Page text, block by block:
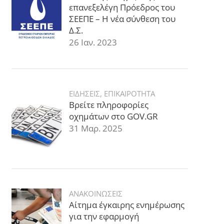
επανεξελέγη Πρόεδρος του
ΣΕΕΠΕ – Η νέα σύνθεση του
Δ.Σ.
26 Ιαν. 2023
ΕΙΔΗΣΕΙΣ, ΕΠΙΚΑΙΡΟΤΗΤΑ
Βρείτε πληροφορίες
οχημάτων στο GOV.GR
31 Μαρ. 2025
ΑΝΑΚΟΙΝΩΣΕΙΣ
Αίτημα έγκαιρης ενημέρωσης
για την εφαρμογή